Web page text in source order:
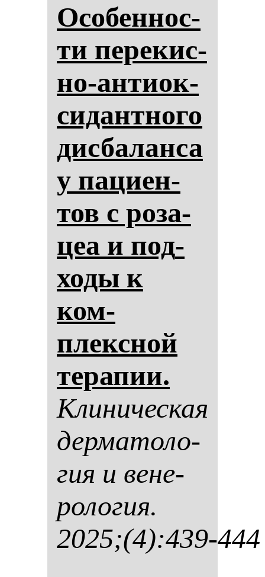
Осо­бен­нос­
ти пе­ре­кис­
но-ан­ти­ок­
си­дан­тно­го
дис­ба­лан­са
у па­ци­ен­
тов с ро­за­
цеа и под­
хо­ды к
ком­
плексной
те­ра­пии.
Кли­ни­чес­кая
дер­ма­то­ло­
гия и ве­не­
ро­ло­гия.
2025;(4):439-444